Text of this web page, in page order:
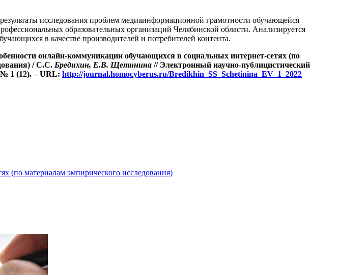
исследования проблем медиаинформационной грамотности обучающейся
образовательных организаций Челябинской области. Анализируется
в качестве производителей и потребителей контента.
онлайн-коммуникации обучающихся в социальных интернет-сетях (по
/ С.С. Бредихин, Е.В. Щетинина // Электронный научно-публицистический
№ 1 (12). – URL: http://journal.homocyberus.ru/Bredikhin_SS_Schetinina_EV_1_2022
(по материалам эмпирического исследования)